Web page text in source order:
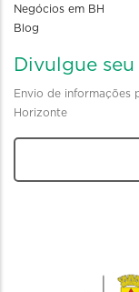
Negócios em BH
Blog
Divulgue
Envio de informações
Horizonte